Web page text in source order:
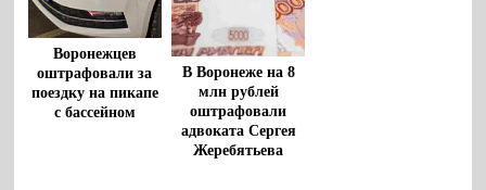
Воронежцев
оштрафовали за
поездку на пикапе
с бассейном
В Воронеже на 8
млн рублей
оштрафовали
адвоката Сергея
Жеребятьева